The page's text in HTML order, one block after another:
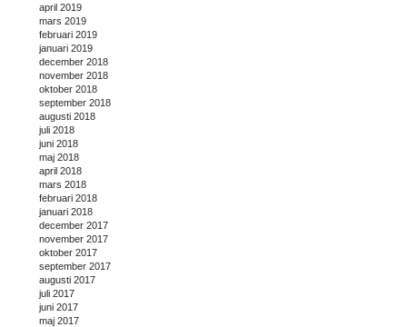
april 2019
mars 2019
februari 2019
januari 2019
december 2018
november 2018
oktober 2018
september 2018
augusti 2018
juli 2018
juni 2018
maj 2018
april 2018
mars 2018
februari 2018
januari 2018
december 2017
november 2017
oktober 2017
september 2017
augusti 2017
juli 2017
juni 2017
maj 2017